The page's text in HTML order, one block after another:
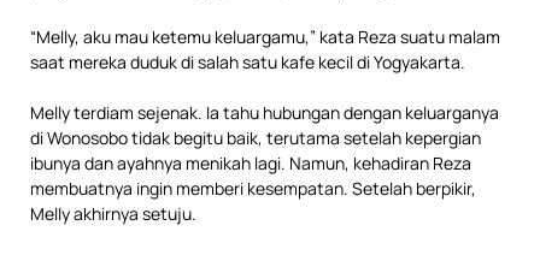
“Melly, aku mau ketemu keluargamu,” kata Reza suatu malam
saat mereka duduk di salah satu kafe kecil di Yogyakarta.
Melly terdiam sejenak. Ia tahu hubungan dengan keluarganya
di Wonosobo tidak begitu baik, terutama setelah kepergian
ibunya dan ayahnya menikah lagi. Namun, kehadiran Reza
membuatnya ingin memberi kesempatan. Setelah berpikir,
Melly akhirnya setuju.